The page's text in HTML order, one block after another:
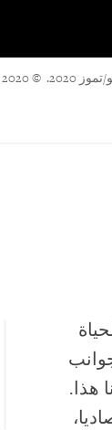
برس"
هذا.